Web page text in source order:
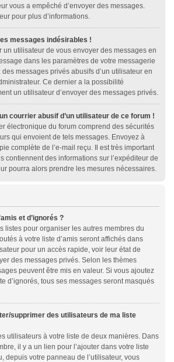
vous a empêché d’envoyer des messages.
pour plus d’informations.
messages indésirables !
un utilisateur de vous envoyer des messages en
dans les paramètres de votre messagerie
messages privés abusifs d’un utilisateur en
Ce dernier a la possibilité
un utilisateur d’envoyer des messages privés.
courrier abusif d’un utilisateur de ce forum !
électronique du forum comprend des sécurités
qui envoient de tels messages. Envoyez à
complète de l’e-mail reçu. Il est très important
contiennent des informations sur l’expéditeur de
pourra alors prendre les mesures nécessaires.
et d’ignorés ?
listes pour organiser les autres membres du
à votre liste d’amis seront affichés dans
pour un accès rapide, voir leur état de
des messages privés. Selon les thèmes
peuvent être mis en valeur. Si vous ajoutez
d’ignorés, tous ses messages seront masqués
supprimer des utilisateurs de ma liste
utilisateurs à votre liste de deux manières. Dans
il y a un lien pour l’ajouter dans votre liste
depuis votre panneau de l’utilisateur, vous